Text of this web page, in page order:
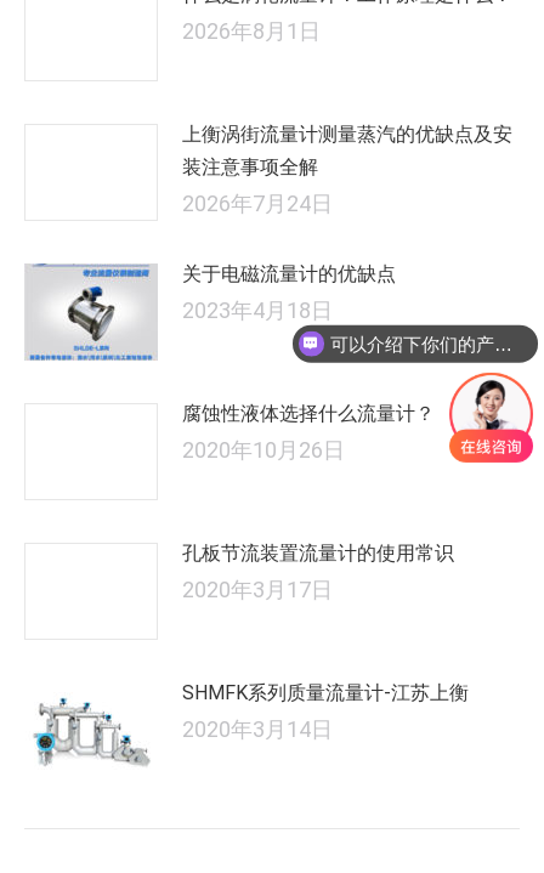
2026年8月1日
上衡涡街流量计测量蒸汽的优缺点及安
装注意事项全解
2026年7月24日
关于电磁流量计的优缺点
2023年4月18日
腐蚀性液体选择什么流量计？
2020年10月26日
孔板节流装置流量计的使用常识
2020年3月17日
SHMFK系列质量流量计-江苏上衡
2020年3月14日
可以介绍下你们的产品么